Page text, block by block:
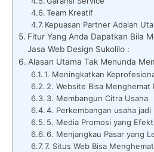
Team Kreatif
Kepuasan Partner Adalah
Fitur Yang Anda Dapatkan Bila
Jasa Web Design Sukolilo :
Alasan Utama Tak Menunda
1. Meningkatkan
2. Website Bisa Menghemat
3. Membangun Citra Usaha
4. Perkembangan usaha jadi
5. Media Promosi yang
6. Menjangkau Pasar yang
7. Situs Web Bisa